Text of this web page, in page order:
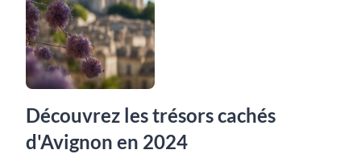
Découvrez les trésors cachés
d'Avignon en 2024